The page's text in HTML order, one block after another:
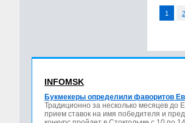
1 2
INFOMSK
Букмекеры определили фаворитов
Традиционно за несколько месяцев до
прием ставок на имя победителя и